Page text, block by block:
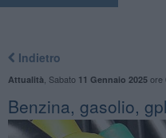
Indietro
Attualità Sabato 11 Gennaio 2025ore
Benzina, gasolio,